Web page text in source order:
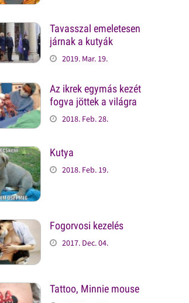
Tavasszal emeletesen
járnak a kutyák
2019. Mar. 19.
Az ikrek egymás kezét
fogva jöttek a világra
2018. Feb. 28.
Kutya
2018. Feb. 19.
Fogorvosi kezelés
2017. Dec. 04.
Tattoo, Minnie mouse